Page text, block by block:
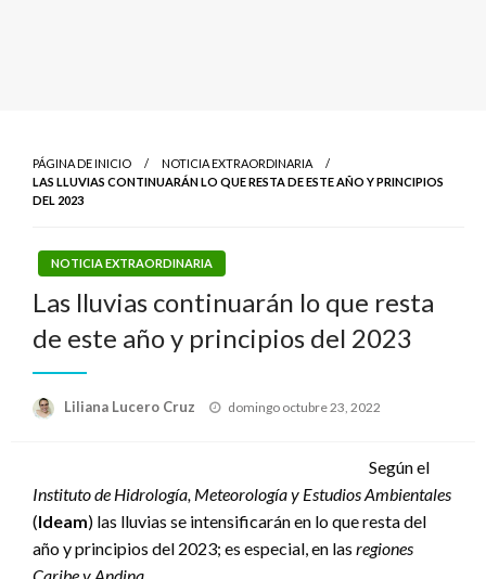
PÁGINA DE INICIO
NOTICIA EXTRAORDINARIA
LAS LLUVIAS CONTINUARÁN LO QUE RESTA DE ESTE AÑO Y PRINCIPIOS
DEL 2023
NOTICIA EXTRAORDINARIA
Las lluvias continuarán lo que resta
de este año y principios del 2023
Liliana Lucero Cruz
Publicado
domingo octubre 23, 2022
Según el
Instituto de Hidrología, Meteorología y Estudios Ambientales
(Ideam) las lluvias se intensificarán en lo que resta del
año y principios del 2023; es especial, en las regiones